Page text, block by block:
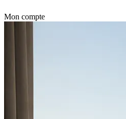
Mon compte